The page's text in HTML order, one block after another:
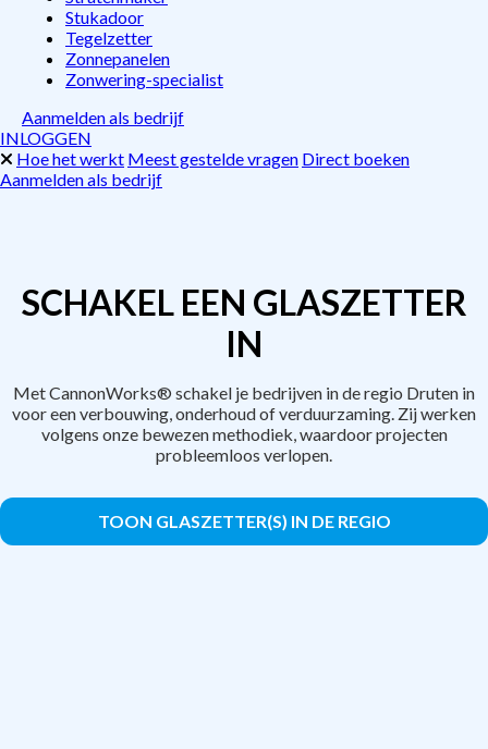
Stukadoor
Tegelzetter
Zonnepanelen
Zonwering-specialist
Aanmelden als bedrijf
INLOGGEN
Hoe het werkt Meest gestelde vragen Direct boeken
Aanmelden als bedrijf
SCHAKEL EEN GLASZETTER
IN
Met CannonWorks® schakel je bedrijven in de regio Druten in
voor een verbouwing, onderhoud of verduurzaming. Zij werken
volgens onze bewezen methodiek, waardoor projecten
probleemloos verlopen.
TOON GLASZETTER(S) IN DE REGIO